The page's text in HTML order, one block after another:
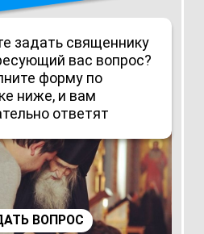
задать священнику
вас вопрос?
форму по
ниже, и вам
ответят
ВОПРОС